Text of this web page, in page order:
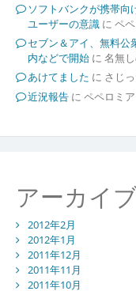
ソフトバンクが携帯向
ユーザーの意識に ペ
セブン＆アイ、無料公
内などで開始に 名無
あけてました に さじ
近況報告に ペペロミア
アーカイ
2012年2月
2012年1月
2011年12月
2011年11月
2011年10月